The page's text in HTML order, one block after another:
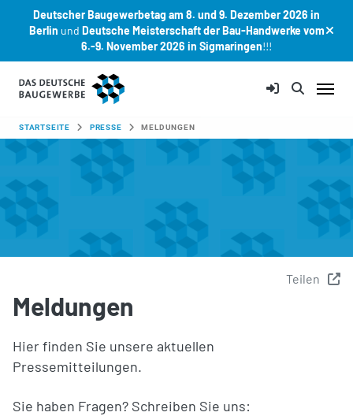
Deutscher Baugewerbetag am 8. und 9. Dezember 2026 in
Berlin und Deutsche Meisterschaft der Bau-Handwerke vom
6.-9. November 2026 in Sigmaringen!!!
Zum Hauptinhalt springen
SIE SIND HIER:
STARTSEITE PRESSE MELDUNGEN
Teilen
Meldungen
Hier finden Sie unsere aktuellen
Pressemitteilungen.
Sie haben Fragen? Schreiben Sie uns: